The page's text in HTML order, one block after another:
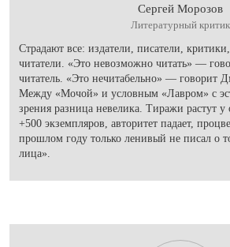
Сергей Морозов
Литературный критик
Страдают все: издатели, писатели,
читатели. «Это невозможно читать» —
читатель. «Это нечитабельно» — говорит
Между «Мочой» и условным «Лавром» с
зрения разница невелика. Тиражи растут у
+500 экземпляров, авторитет падает,
прошлом году только ленивый не писал о
лица».